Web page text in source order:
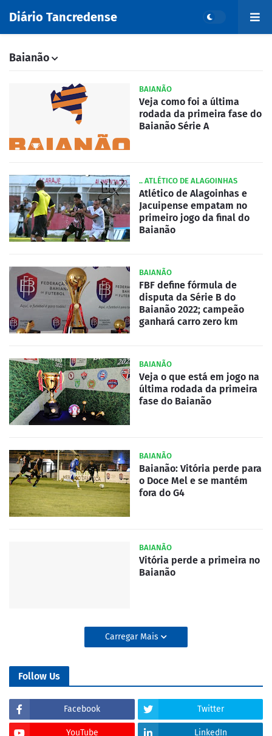
Diário Tancredense
Baianão
BAIANÃO
Veja como foi a última
rodada da primeira fase do
Baianão Série A
.. ATLÉTICO DE ALAGOINHAS
Atlético de Alagoinhas e
Jacuipense empatam no
primeiro jogo da final do
Baianão
BAIANÃO
FBF define fórmula de
disputa da Série B do
Baianão 2022; campeão
ganhará carro zero km
BAIANÃO
Veja o que está em jogo na
última rodada da primeira
fase do Baianão
BAIANÃO
Baianão: Vitória perde para
o Doce Mel e se mantém
fora do G4
BAIANÃO
Vitória perde a primeira no
Baianão
Carregar Mais
Follow Us
Facebook Twitter
YouTube LinkedIn